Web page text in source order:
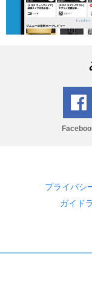
プライバシ
ガイド